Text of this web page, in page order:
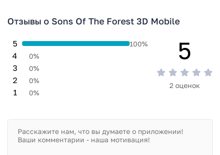
последним сигнатурам заражения файлов не выявлено.
Отзывы о Sons Of The Forest 3D Mobile
1 0%
2 0%
3 0%
4 0%
5 100% 5
2 оценок